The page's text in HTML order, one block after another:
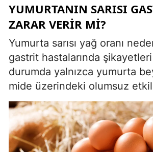
YUMURTANIN SARISI
ZARAR VERIR MI?
Yumurta sarısı yağ oranı
gastrit hastalarında
durumda yalnızca yumurta
mide üzerindeki olumsuz